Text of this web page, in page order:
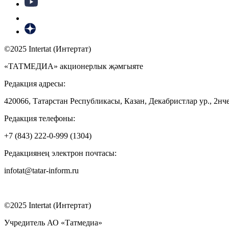
©2025 Intertat (Интертат)
«ТАТМЕДИА» акционерлык җәмгыяте
Редакция адресы:
420066, Татарстан Республикасы, Казан, Декабристлар ур.,
Редакция телефоны:
+7 (843) 222-0-999 (1304)
Редакциянең электрон почтасы:
infotat@tatar-inform.ru
©2025 Intertat (Интертат)
Учредитель АО «Татмедиа»